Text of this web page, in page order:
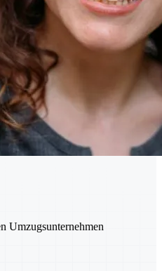
Umzugsunternehmen